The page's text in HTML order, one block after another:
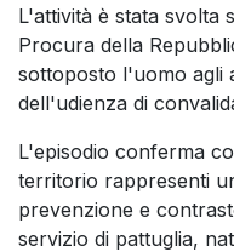
L'attività è stata svolta
Procura della
sottoposto l'uomo agli
dell'udienza di
L'episodio conferma
territorio rappresenti
prevenzione e
servizio di pattuglia,